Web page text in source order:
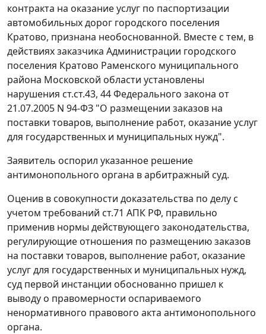
контракта на оказание услуг по паспортизации
автомобильных дорог городского поселения
Кратово, признана необоснованной. Вместе с тем, в
действиях заказчика Администрации городского
поселения Кратово Раменского муниципального
района Московской области установлены
нарушения ст.ст.43, 44Федерального закона от
21.07.2005 N 94-ФЗ "О размещении заказов на
поставки товаров, выполнение работ, оказание услуг
для государственных и муниципальных нужд".
Заявитель оспорил указанное решение
антимонопольного органа в арбитражный суд.
Оценив в совокупности доказательства по делу с
учетом требований ст.71 АПК РФ, правильно
применив нормы действующего законодательства,
регулирующие отношения по размещению заказов
на поставки товаров, выполнение работ, оказание
услуг для государственных и муниципальных нужд,
суд первой инстанции обоснованно пришел к
выводу о правомерности оспариваемого
ненормативного правового акта антимонопольного
органа.